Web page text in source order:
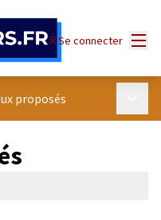
Se connecter
proposés